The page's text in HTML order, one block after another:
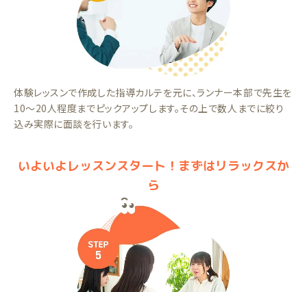
体験レッスンで作成した指導カルテを元に、ランナー本部で先生を
10～20人程度までピックアップします。その上で数人までに絞り
込み実際に面談を行います。
いよいよレッスンスタート！まずはリラックスか
ら